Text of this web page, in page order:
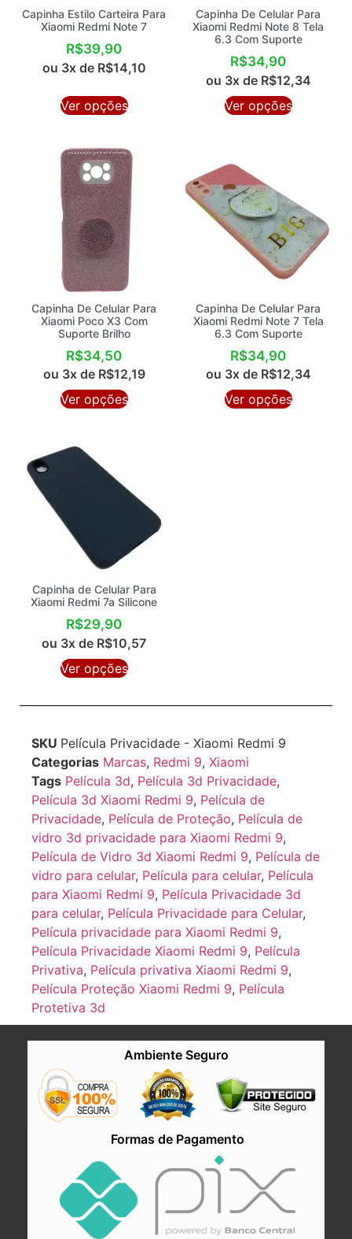
Capinha Estilo Carteira Para
Xiaomi Redmi Note 7
ou 3x deR$14,10
Ver opções
Capinha De Celular Para
Xiaomi Redmi Note 8 Tela
6.3 Com Suporte
R$ 34,90
Capinha De Celular Para
Xiaomi Poco X3 Com
Suporte Brilho
R$ 34,50
Capinha De Celular Para
Xiaomi Redmi Note 7 Tela
6.3 Com Suporte
R$ 34,90
Capinha de Celular Para
Xiaomi Redmi 7a Silicone
R$ 29,90
Ver opções
SKUPelícula Privacidade - Xiaomi Redmi 9
Categorias Marcas,Redmi 9,Xiaomi
Tags Película 3d,Película 3d Privacidade,
Película 3d Xiaomi Redmi 9,Película de
Privacidade,Película de Proteção, Película de
vidro 3d privacidade para Xiaomi Redmi 9,
Película de Vidro 3d Xiaomi Redmi 9,Película de
vidro para celular,Película para celular ,Película
para Xiaomi Redmi 9 ,Película Privacidade 3d
para celular,Película Privacidade para Celular
Película privacidade para Xiaomi Redmi 9
Película Privacidade Xiaomi Redmi 9,Película
Privativa, Película privativa Xiaomi Redmi 9
Película Proteção Xiaomi Redmi 9,Película
Ambiente Seguro
Formas de Pagamento